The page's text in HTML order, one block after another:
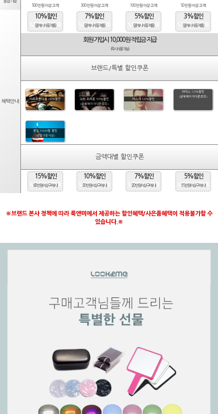
등급기준
500만원 이상 고객
300만원 이상 고객 100만원 이상 고객 50만원 이상 고객
혜택안내
10%할인
(결제시 자동적용)
7%할인
(결제시 자동적용)
5%할인
(결제시 자동적용)
3%할인
(결제시 자동적용)
회원 가입시 10,000원 적립금 지급
(즉시사용가능)
브랜드/특별 할인쿠폰
타르트옵티컬 20%할인
수비 오리온 50%할인
(상세페이지다운로드)
마스카 10%할인
라피스 10%할인
(상세페이지다운로드)
생일 5000원 할인
(당일자동지급)
금액대별 할인쿠폰
15%할인
(40만원 이상 구매시)
10%할인
(30만원 이상 구매시)
7%할인
(20만원 이상 구매시)
5%할인
(15만원 이상 구매시)
※브랜드 본사 정책에 따라 룩앤미에서 제공하는 할인혜택/사은품혜택이 적용불가할 수
있습니다.※